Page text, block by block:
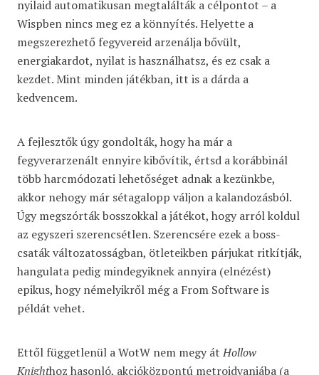
nyilaid automatikusan megtalálták a célpontot – a
Wispben nincs meg ez a könnyítés. Helyette a
megszerezhető fegyvereid arzenálja bővült,
energiakardot, nyilat is használhatsz, és ez csak a
kezdet. Mint minden játékban, itt is a dárda a
kedvencem.
A fejlesztők úgy gondolták, hogy ha már a
fegyverarzenált ennyire kibővítik, értsd a korábbinál
több harcmódozati lehetőséget adnak a kezünkbe,
akkor nehogy már sétagalopp váljon a kalandozásból.
Úgy megszórták bosszokkal a játékot, hogy arról koldul
az egyszeri szerencsétlen. Szerencsére ezek a boss-
csaták változatosságban, ötleteikben párjukat ritkítják,
hangulata pedig mindegyiknek annyira (elnézést)
epikus, hogy némelyikről még a From Software is
példát vehet.
Ettől függetlenül a WotW nem megy átHollow
Knighthoz hasonló, akcióközpontú metroidvaniába (a